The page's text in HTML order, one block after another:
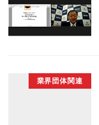
業界団体関連